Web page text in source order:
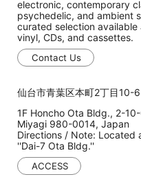
electronic, contemporary
psychedelic, and ambient
curated selection
vinyl, CDs, and cassettes.
Contact Us
仙台市青葉区本町2丁目10-
1F Honcho Ota Bldg., 2-
Miyagi 980-0014, Japan
Directions / Note: Located
''Dai-7 Ota Bldg.''
ACCESS